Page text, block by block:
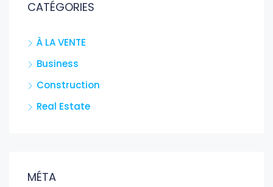
CATÉGORIES
À LA VENTE
Business
Construction
Real Estate
MÉTA